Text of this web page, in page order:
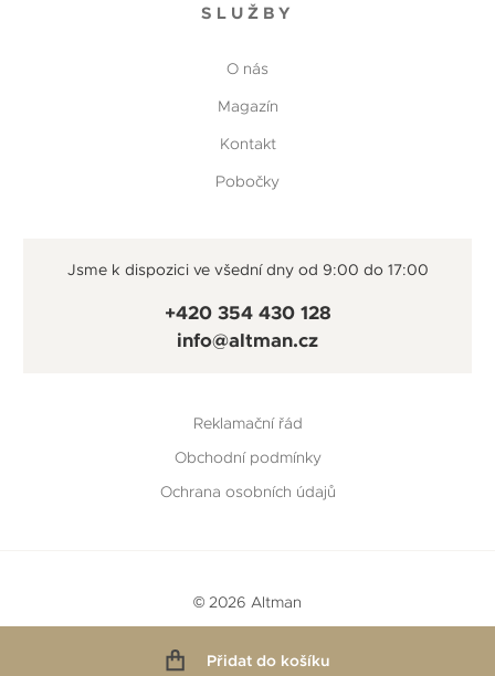
Přidat do košíku
SLUŽBY
O nás
Magazín
Kontakt
Pobočky
Jsme k dispozici ve všední dny od 9:00 do 17:00
+420 354 430 128
info@altman.cz
Reklamační řád
Obchodní podmínky
Ochrana osobních údajů
© 2026 Altman